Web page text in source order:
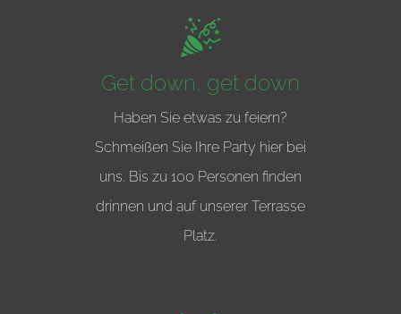
Get down, get down
Haben Sie etwas zu feiern?
Schmeißen Sie Ihre Party hier bei
uns. Bis zu 100 Personen finden
drinnen und auf unserer Terrasse
Platz.